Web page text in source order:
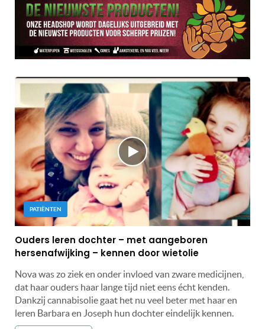
PATIËNTEN
Ouders leren dochter – met aangeboren
hersenafwijking – kennen door wietolie
Nova was zo ziek en onder invloed van zware medicijnen,
dat haar ouders haar lange tijd niet eens écht kenden.
Dankzij cannabisolie gaat het nu veel beter met haar en
leren Barbara en Joseph hun dochter eindelijk kennen.